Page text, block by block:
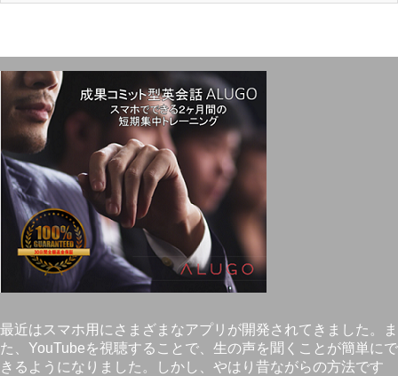
最近はスマホ用にさまざまなアプリが開発されてきました。ま
た、YouTubeを視聴することで、生の声を聞くことが簡単にで
きるようになりました。しかし、やはり昔ながらの方法です